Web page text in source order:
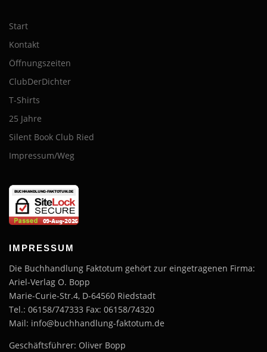
Start
Kontakt
Öffnungszeiten
ClubDerDichter
T-Shirts
25 Jahre
Silent Book Club Ried
Impressum/Weg
IMPRESSUM
Die Buchhandlung Faktotum gehört zur eingetragenen Firma:
Ariel-Verlag O. Bopp
Marie-Curie-Str.4, D-64560 Riedstadt
Tel.: 06158/747333 Fax: 06158/74320
Mail: info@buchhandlung-faktotum.de
Geschäftsführer: Oliver Bopp